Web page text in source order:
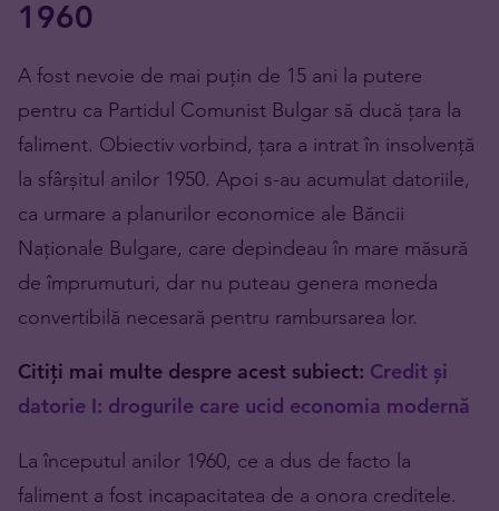
1960
A fost nevoie de mai puțin de 15 ani la putere
pentru ca Partidul Comunist Bulgar să ducă țara la
faliment. Obiectiv vorbind, țara a intrat în insolvență
la sfârșitul anilor 1950. Apoi s-au acumulat datoriile,
ca urmare a planurilor economice ale Băncii
Naționale Bulgare, care depindeau în mare măsură
de împrumuturi, dar nu puteau genera moneda
convertibilă necesară pentru rambursarea lor.
Citiți mai multe despre acest subiect: Credit și
datorie I: drogurile care ucid economia modernă
La începutul anilor 1960, ce a dus de facto la
faliment a fost incapacitatea de a onora creditele.